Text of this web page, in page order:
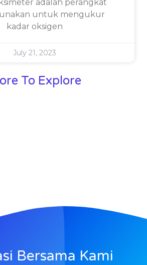
adalah perangkat
untuk mengukur
kadar oksigen
July 21, 2023
To Explore
Bersama Kami